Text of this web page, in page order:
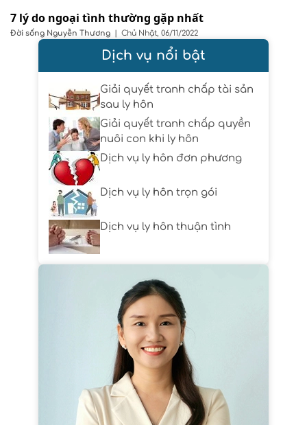
7 lý do ngoại tình thường gặp nhất
Đời sống Nguyễn Thương | Chủ Nhật, 06/11/2022
Dịch vụ nổi bật
Giải quyết tranh chấp tài sản
sau ly hôn
Giải quyết tranh chấp quyền
nuôi con khi ly hôn
Dịch vụ ly hôn đơn phương
Dịch vụ ly hôn trọn gói
Dịch vụ ly hôn thuận tình